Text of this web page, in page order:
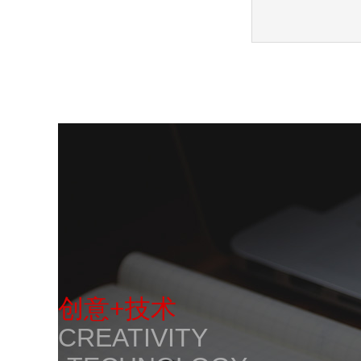
创意+技术
CREATIVITY